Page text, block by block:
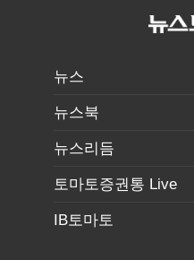
뉴스
뉴스북
뉴스리듬
토마토증권통 Live
IB토마토